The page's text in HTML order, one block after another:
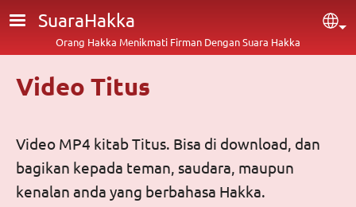
Lompat ke isi utama
SuaraHakka
Orang Hakka Menikmati Firman Dengan Suara Hakka
Video Titus
Video MP4 kitab Titus. Bisa di download, dan
bagikan kepada teman, saudara, maupun
kenalan anda yang berbahasa Hakka.